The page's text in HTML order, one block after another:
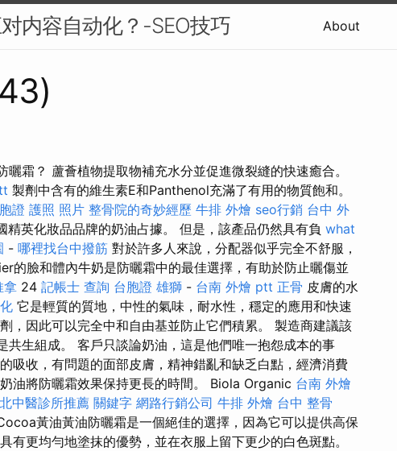
内容自动化？-SEO技巧 About
霜？ 蘆薈植物提取物補充水分並促進微裂縫的快速癒合。
製劑中含有的維生素E和Panthenol充滿了有用的物質飽和。
證 護照 照片 整骨院的奇妙經歷 牛排 外燴 seo行銷 台中 外
精英化妝品品牌的奶油占據。 但是，該產品仍然具有負 what
- 哪裡找台中撥筋 對於許多人來說，分配器似乎完全不舒服，
的臉和體內牛奶是防曬霜中的最佳選擇，有助於防止曬傷並
拿 24 記帳士 查詢 台胞證 雄獅 - 台南 外燴 ptt 正骨 皮膚的水
它是輕質的質地，中性的氣味，耐水性，穩定的應用和快速
，因此可以完全中和自由基並防止它們積累。 製造商建議該
共生組成。 客戶只談論奶油，這是他們唯一抱怨成本的事
吸收，有問題的面部皮膚，精神錯亂和缺乏白點，經濟消費
油將防曬霜效果保持更長的時間。 Biola Organic 台南 外燴
中醫診所推薦 關鍵字 網路行銷公司 牛排 外燴 台中 整骨
黃油黃油防曬霜是一個絕佳的選擇，因為它可以提供高保
有更均勻地塗抹的優勢，並在衣服上留下更少的白色斑點。